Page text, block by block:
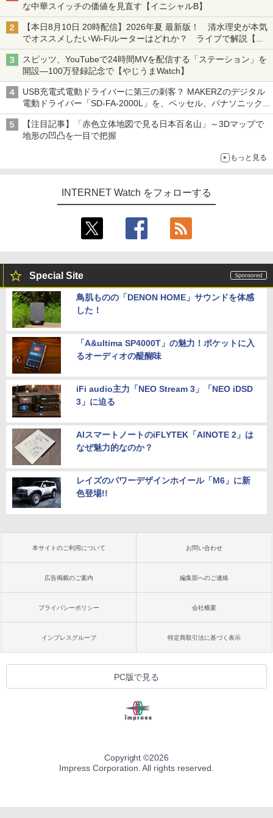
な中華スイッチの価値を見直す【イニシャルB】
【本日8月10日 20時配信】2026年夏 最新版！ 清水理史が本気
でオススメしたいWi-Fiルーターはどれか？ ライブで解説【清
水理史の「イニシャルB」チャンネル】
スピッツ、YouTubeで24時間MVを配信する「ステーション」を
開設―100万登録記念で【やじうまWatch】
USB充電式電動ドライバーに第三の刺客？ MAKERZのデジタル
電動ドライバー「SD-FA-2000L」を、ベッセル、パナソニック
と比較してみた記事に注目が集まる【アクセスランキング】
【注目記事】「赤色立体地図で見る日本百名山」～3Dマップで
地形の凹凸を一目で把握
もっと見る
INTERNET Watch をフォローする
Special Site
鳥肌ものの「DENON HOME」サウンドを体感
した！
「A&ultima SP4000T」の魅力！ポケットに入
るオーディオの醍醐味
iFi audio主力「NEO Stream 3」「NEO iDSD
3」に迫る
AIスマートノートのiFLYTEK「AINOTE 2」は
なぜ魅力的なのか？
レイズのパワーデザインホイール「M6」に新
色登場!!
本サイトのご利用について お問い合わせ
広告掲載のご案内 編集部へのご連絡
プライバシーポリシー 会社概要
インプレスグループ 特定商取引法に基づく表示
PC版で見る
Copyright ©2026
Impress Corporation. All rights reserved.